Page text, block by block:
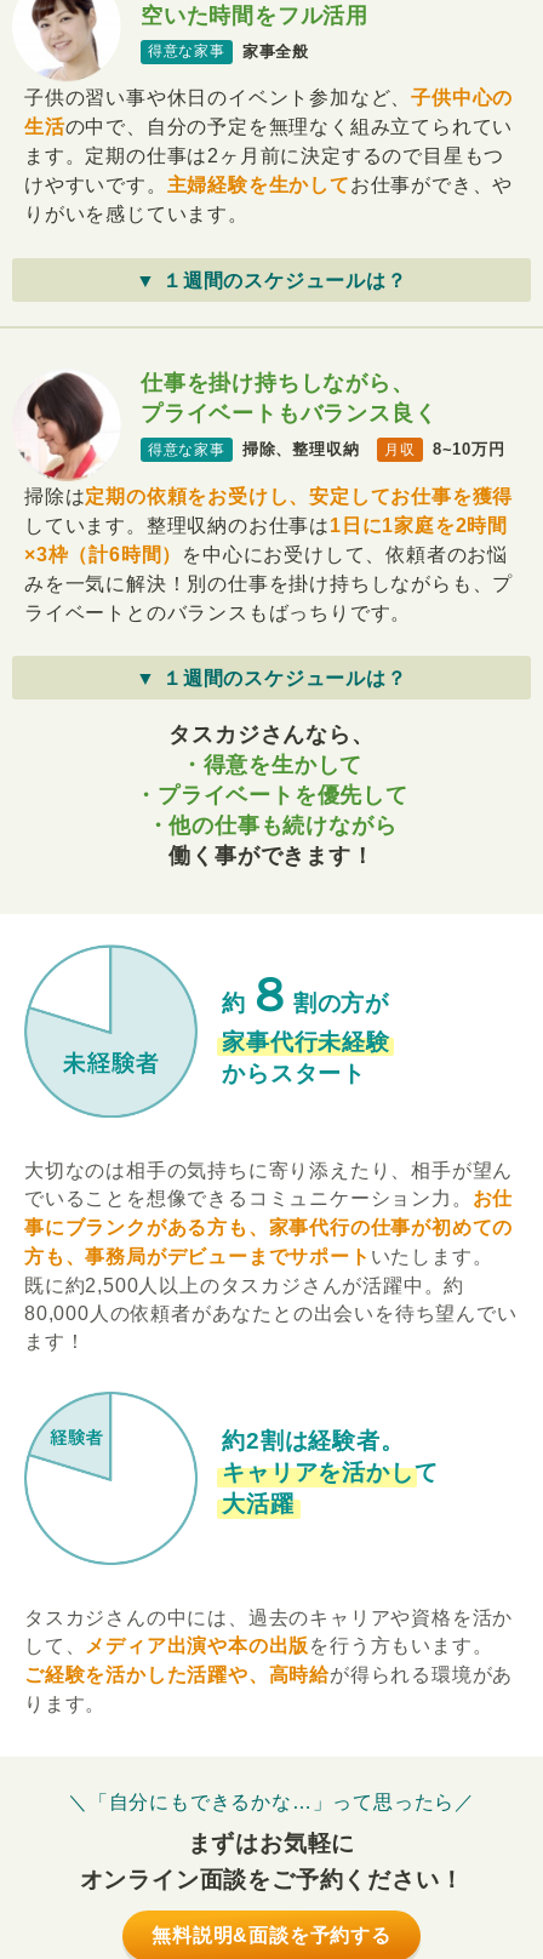
空いた時間をフル活用
得意な家事 家事全般
子供の習い事や休日のイベント参加など、子供中心の
生活の中で、自分の予定を無理なく組み立てられてい
ます。定期の仕事は2ヶ月前に決定するので目星もつ
けやすいです。 主婦経験を生かしてお仕事ができ、や
りがいを感じています。
▼ １週間のスケジュールは？
仕事を掛け持ちしながら、
プライベートもバランス良く
得意な家事 掃除、整理収納 月収 8~10万円
掃除は定期の依頼をお受けし、安定してお仕事を獲得
しています。整理収納のお仕事は1日に1家庭を2時間
×3枠（計6時間）
を中心にお受けして、依頼者のお悩
みを一気に解決！別の仕事を掛け持ちしながらも、プ
ライベートとのバランスもばっちりです。
▼ １週間のスケジュールは？
タスカジさんなら、
・得意を生かして
・プライベートを優先して
・他の仕事も続けながら
働く事ができます！
約 ８ 割の方が
家事代行未経験
からスタート
大切なのは相手の気持ちに寄り添えたり、相手が望ん
でいることを想像できるコミュニケーション力。 お仕
事にブランクがある方も、家事代行の仕事が初めての
方も、事務局がデビューまでサポート いたします。
既に約2,500人以上のタスカジさんが活躍中。約
80,000人の依頼者があなたとの出会いを待ち望んでい
ます！
約2割は経験者。
キャリアを活かして
大活躍
タスカジさんの中には、過去のキャリアや資格を活か
して、
メディア出演や本の出版 を行う方もいます。
ご経験を活かした活躍や、高時給が得られる環境があ
ります。
＼「自分にもできるかな…」って思ったら／
まずはお気軽に
オンライン面談をご予約ください！
無料説明&面談を予約する